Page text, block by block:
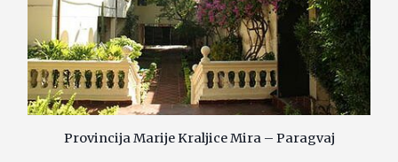
Provincija Marije Kraljice Mira – Paragvaj